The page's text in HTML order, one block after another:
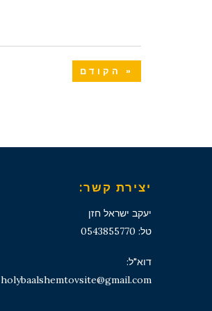
« הקודם
יצירת קשר:
יעקב ישראל חזן
טל: 0543855770
דוא"ל:
holybaalshemtovsite@gmail.com